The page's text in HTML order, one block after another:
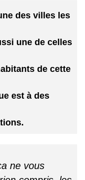
des villes les
une de celles
de cette
est à des
ne vous